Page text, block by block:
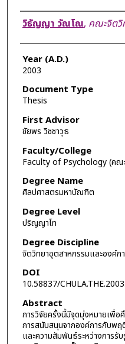
Author
วิธัญญา วัณโณ, คณะจิตวิ
Year (A.D.)
2003
Document Type
Thesis
First Advisor
ชัยพร วิชชาวุธ
Faculty/College
Faculty of Psychology (คณ
Degree Name
ศิลปศาสตรมหาบัณฑิต
Degree Level
ปริญญาโท
Degree Discipline
จิตวิทยาอุตสาหกรรมและองค์ก
DOI
10.58837/
Abstract
การวิจัยครั้งนี้มีจุดมุ่งหมายเพื่อ
การสนับสนุนจากองค์การกับพฤ
และความสัมพันธ์ระหว่างการรั